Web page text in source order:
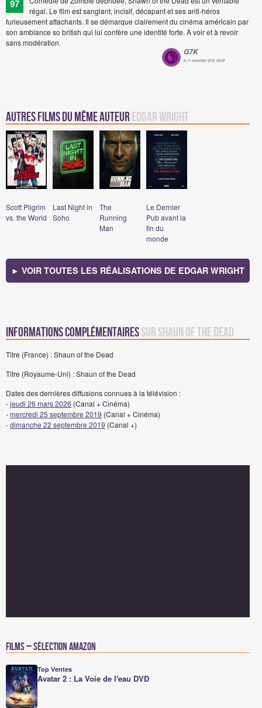
97
régal. Le film est sanglant, incisif, décapant et ses anti-héros
furieusement attachants. Il se démarque clairement du cinéma américain par
son ambiance so british qui lui confère une identité forte. À voir et à revoir
sans modération.
G7K
le 11 novembre 2016 16h38
Autres Films du même auteur Edgar Wright
Scott Pilgrim
vs. the World
Last Night in
Soho
The
Running
Man
Le Dernier
Pub avant la
fin du
monde
► VOIR TOUTES LES RÉALISATIONS DE EDGAR WRIGHT
Informations complémentairessur Shaun of the Dead
Titre (France) : Shaun of the Dead
Titre (Royaume-Uni) : Shaun of the Dead
Dates des dernières diffusions connues à la télévision :
-jeudi 26 mars 2026 (Canal + Cinéma)
-mercredi 25 septembre 2019 (Canal + Cinéma)
-dimanche 22 septembre 2019 (Canal +)
Films – Sélection Amazon
Top Ventes
Avatar 2 : La Voie de l'eau DVD